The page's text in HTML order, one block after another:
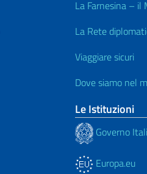
La Farnesina – il
La Rete
Viaggiare sicuri
Dove siamo nel
Le Istituzioni
Governo
Europa.eu